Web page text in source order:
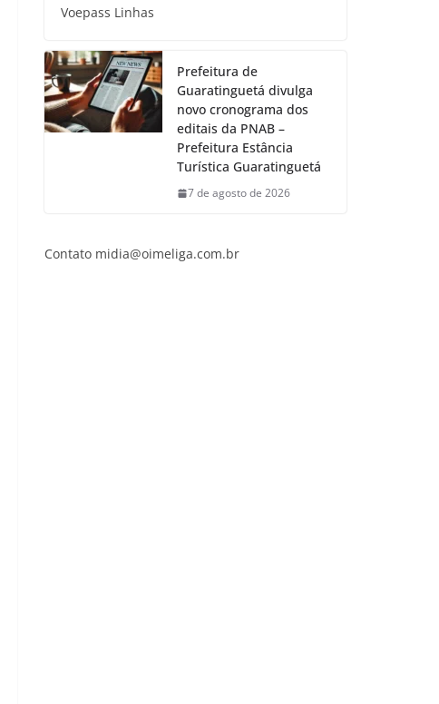
Voepass Linhas
Prefeitura de
Guaratinguetá divulga
novo cronograma dos
editais da PNAB –
Prefeitura Estância
Turística Guaratinguetá
7 de agosto de 2026
Contato midia@oimeliga.com.br